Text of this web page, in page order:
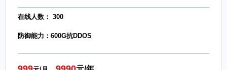
在线人数： 300
防御能力：600G抗DDOS